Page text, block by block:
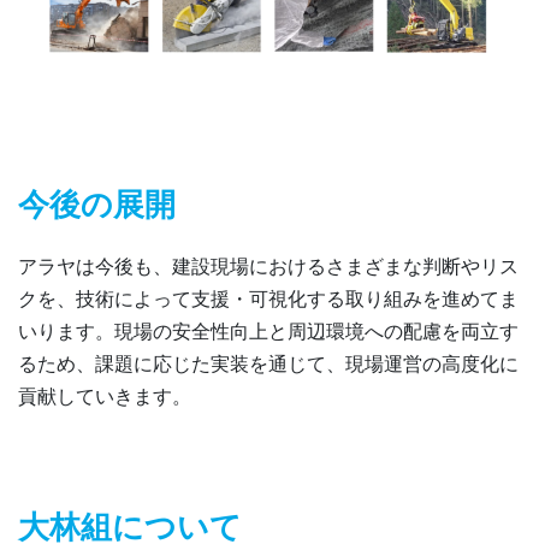
今後の展開
アラヤは今後も、建設現場におけるさまざまな判断やリス
クを、技術によって支援・可視化する取り組みを進めてま
いります。現場の安全性向上と周辺環境への配慮を両立す
るため、課題に応じた実装を通じて、現場運営の高度化に
貢献していきます。
大林組について